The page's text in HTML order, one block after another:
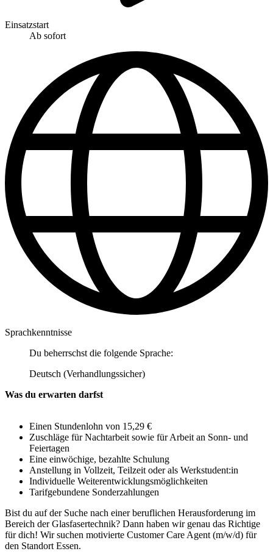
Einsatzstart
Ab sofort
Sprachkenntnisse
Du beherrschst die folgende Sprache:
Deutsch (Verhandlungssicher)
Was du erwarten darfst
Einen Stundenlohn von 15,29 €
Zuschläge für Nachtarbeit sowie für Arbeit an Sonn- und
Feiertagen
Eine einwöchige, bezahlte Schulung
Anstellung in Vollzeit, Teilzeit oder als Werkstudent:in
Individuelle Weiterentwicklungsmöglichkeiten
Tarifgebundene Sonderzahlungen
Bist du auf der Suche nach einer beruflichen Herausforderung im
Bereich der Glasfasertechnik? Dann haben wir genau das Richtige
für dich! Wir suchen motivierte Customer Care Agent (m/w/d) für
den Standort Essen.